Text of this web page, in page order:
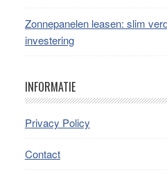
Zonnepanelen leasen: slim
investering
INFORMATIE
Privacy Policy
Contact